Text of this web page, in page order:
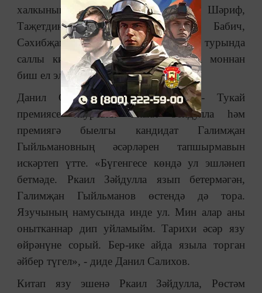
халкының бөек шәхесләре - Кол Шәриф,
Таҗетдин Ялчогыл, Шаехзадә Бабич,
Сәхибҗамал Гыйззәтуллина-Волжская турында
саллы китаплар язылачагы турында моннан
биш ел элек билгеле булды.
Данил Салихов, ике язучының - Тукай
премиясе лауреаты Ркаил Зәйдулла һәм
премиягә быелгы кандидат Галимҗан
Гыйльмановның әсәрләрен тапшырмавын
искәртеп үтте. «Бүгенгесе көндә ул эшләнеп
бетмәде. Ркаил Зәйдулла язып бетермәгән,
Галимҗан Гыйльманов өстендә дә тора.
Язучының намусында инде ул. Мин алар аны
онытканнар дип уйламыйм. Тарихи әсәр язу
өйрәнүне сорый. Бер-ике айда языла торган
әйбер түгел», - диде Данил Салихов.
Китап язу эшенә Ркаил Зәйдулла, Рөстәм